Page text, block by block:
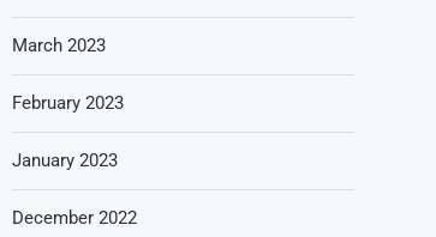
March 2023
February 2023
January 2023
December 2022